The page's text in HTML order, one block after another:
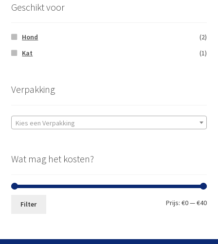
Geschikt voor
Hond
(2)
Kat
(1)
Verpakking
Kies een Verpakking
Wat mag het kosten?
Min.
Filter Prijs:€0—€40